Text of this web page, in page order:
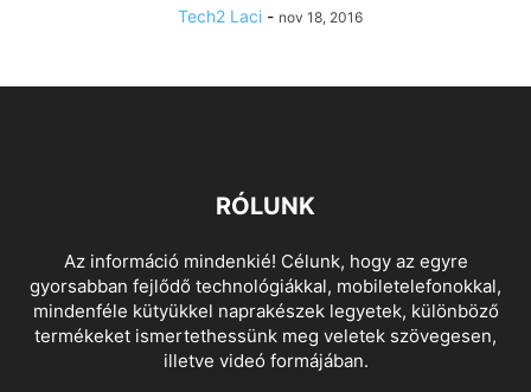
Tech2 Laci - nov 18, 2016
RÓLUNK
Az információ mindenkié! Célunk, hogy az egyre
gyorsabban fejlődő technológiákkal, mobiletelefonokkal,
mindenféle kütyükkel naprakészek legyetek, különböző
termékeket ismertethessünk meg veletek szövegesen,
illetve videó formájában.